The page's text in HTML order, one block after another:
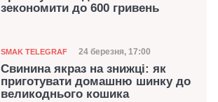
зекономити до 600 гривень
Категорія
SMAK TELEGRAF Дата публікації
24 березня, 17:00
Свинина якраз на знижці: як
приготувати домашню шинку до
великоднього кошика